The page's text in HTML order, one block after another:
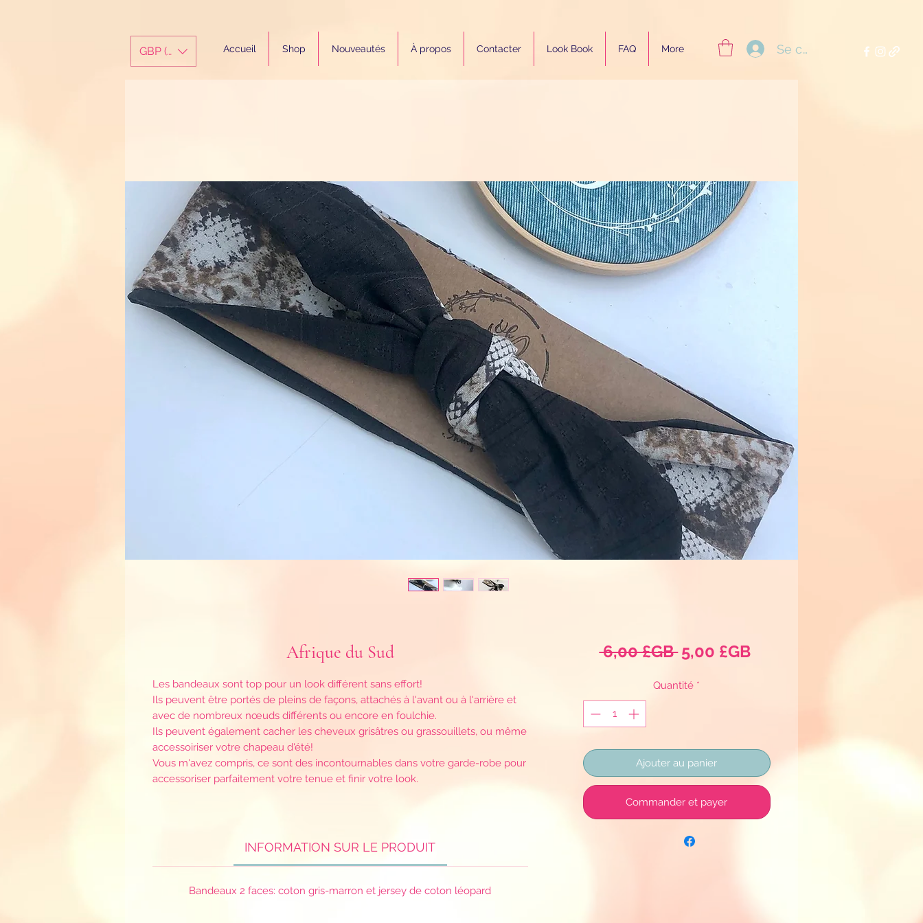
GBP (£) Accueil Shop Nouveautés À propos Contacter Look Book FAQ More Se connecter
Afrique du Sud
Les bandeaux sont top pour un look différent sans effort!
Ils peuvent être portés de pleins de façons, attachés à l'avant ou à l'arrière et
avec de nombreux nœuds différents ou encore en foulchie.
Ils peuvent également cacher les cheveux grisâtres ou grassouillets, ou même
accessoiriser votre chapeau d'été!
Vous m'avez compris, ce sont des incontournables dans votre garde-robe pour
accessoriser parfaitement votre tenue et finir votre look.
INFORMATION SUR LE PRODUIT
Bandeaux 2 faces: coton gris-marron et jersey de coton léopard
6,00 £GB Prix
5,00 £GBPrix
Quantité *
Ajouter au panier
Commander et payer